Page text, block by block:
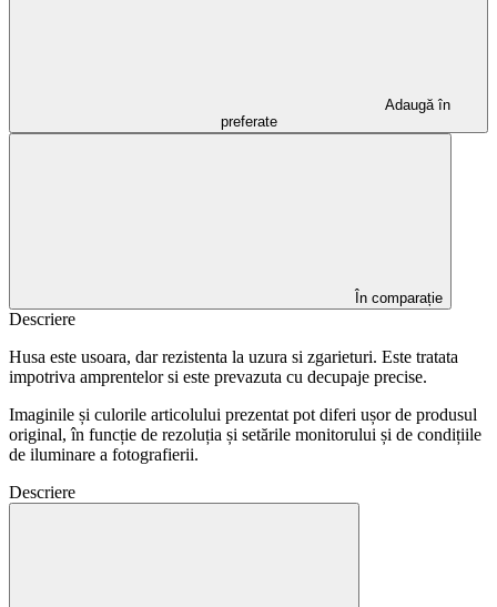
Adaugă în
preferate
În comparație
Descriere
Husa este usoara, dar rezistenta la uzura si zgarieturi. Este tratata
impotriva amprentelor si este prevazuta cu decupaje precise.
Imaginile și culorile articolului prezentat pot diferi ușor de produsul
original, în funcție de rezoluția și setările monitorului și de condițiile
de iluminare a fotografierii.
Descriere